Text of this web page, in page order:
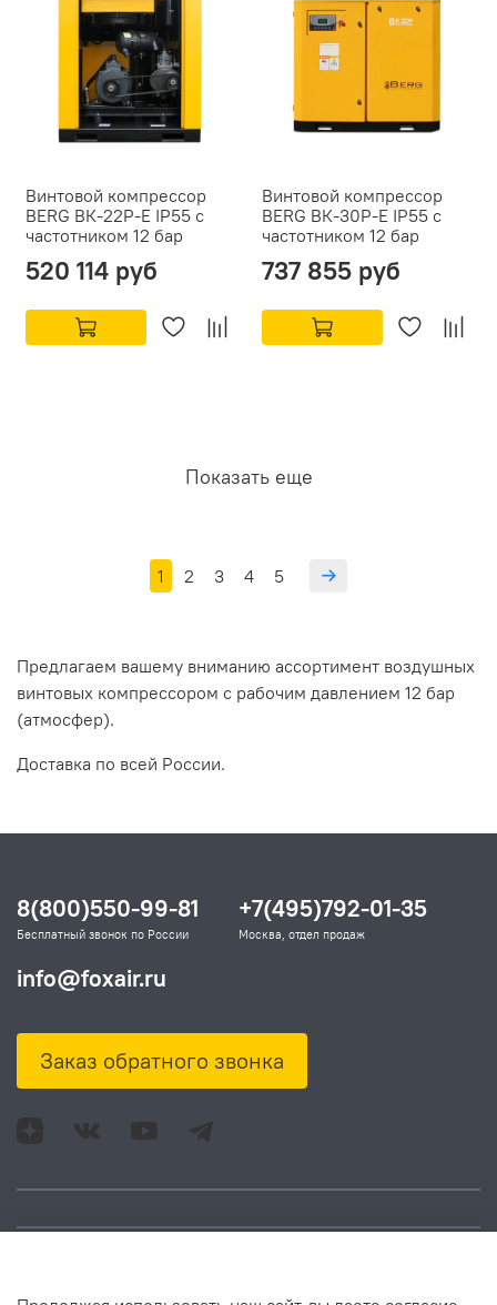
Винтовой компрессор
BERG ВК-22Р-Е IP55 с
частотником 12 бар
520 114 руб
Винтовой компрессор
BERG ВК-30Р-Е IP55 с
частотником 12 бар
737 855 руб
Показать еще
1 2 3 4 5
Предлагаем вашему вниманию ассортимент воздушных
винтовых компрессором с рабочим давлением 12 бар
(атмосфер).
Доставка по всей России.
Время работы:
8(800)550-99-81
Бесплатный звонок по России
+7(495)792-01-35
Москва, отдел продаж
info@foxair.ru
Заказ обратного звонка